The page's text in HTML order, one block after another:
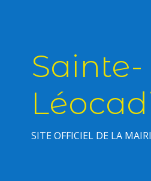
Sainte-
SITE OFFICIEL DE LA